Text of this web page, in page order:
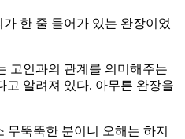
한 줄 들어가 있는 완장이었
고인과의 관계를 의미해주는
고 알려져 있다. 아무튼 완장을
뚝뚝한 분이니 오해는 하지